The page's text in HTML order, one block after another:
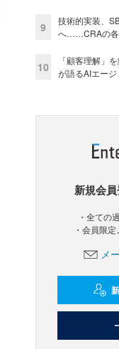
9
技術的実装、
へ……CRAの各
10
「顧客理解」
が語るAIエー
新規会
・全ての
・会員限
メ